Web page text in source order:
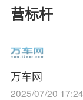
营标杆
万车网
2025/07/20